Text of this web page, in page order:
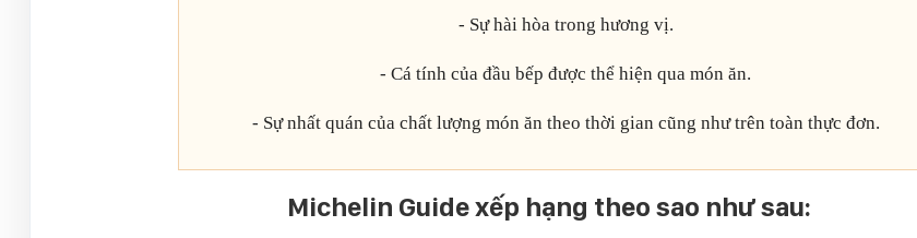
- Sự hài hòa trong hương vị.
- Cá tính của đầu bếp được thể hiện qua món ăn.
- Sự nhất quán của chất lượng món ăn theo thời gian cũng như trên toàn thực đơn.
Michelin Guide xếp hạng theo sao như sau: